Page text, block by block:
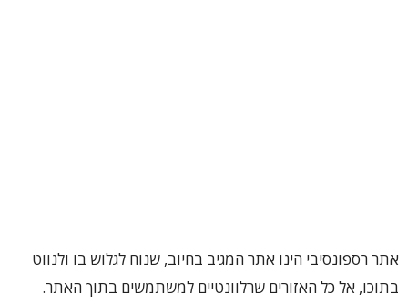
אתר רספונסיבי הינו אתר המגיב בחיוב, שנוח לגלוש בו ולנווט
בתוכו, אל כל האזורים שרלוונטיים למשתמשים בתוך האתר.